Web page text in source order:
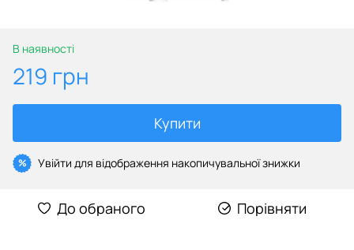
В наявності
219 грн
Купити
% Увійти для відображення накопичувальної знижки
До обраного Порівняти